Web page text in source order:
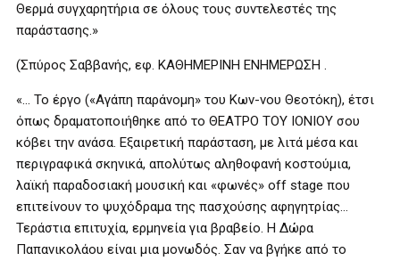
Θερμά συγχαρητήρια σε όλους τους συντελεστές της
παράστασης.»
(Σπύρος Σαββανής, εφ. ΚΑΘΗΜΕΡΙΝΗ ΕΝΗΜΕΡΩΣΗ .
«… Το έργο («Αγάπη παράνομη» του Κων-νου Θεοτόκη), έτσι
όπως δραματοποιήθηκε από το ΘΕΑΤΡΟ ΤΟΥ ΙΟΝΙΟΥ σου
κόβει την ανάσα. Εξαιρετική παράσταση, με λιτά μέσα και
περιγραφικά σκηνικά, απολύτως αληθοφανή κοστούμια,
λαϊκή παραδοσιακή μουσική και «φωνές» off stage που
επιτείνουν το ψυχόδραμα της πασχούσης αφηγητρίας…
Τεράστια επιτυχία, ερμηνεία για βραβείο. Η Δώρα
Παπανικολάου είναι μια μονωδός. Σαν να βγήκε από το